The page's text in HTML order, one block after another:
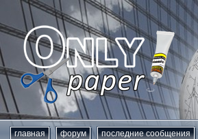
главная форум последние сообщения